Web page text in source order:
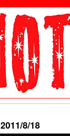
2011/8/18